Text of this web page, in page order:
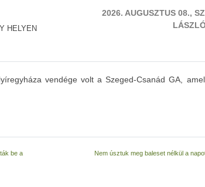
HELYEN
2026. AUGUSZTUS 08.,
vendége volt a Szeged-Csanád GA,
be a
Nem úsztuk meg baleset nélkül a